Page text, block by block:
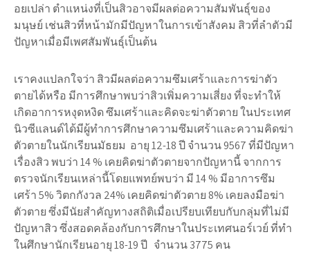
อยเปล่า ตำแหน่งที่เป็นสิวอาจมีผลต่อความสัมพันธุ์ของ
มนุษย์ เช่นสิวที่หน้ามักมีปัญหาในการเข้าสังคม สิวที่ลำตัวมี
ปัญหาเมื่อมีเพศสัมพันธุ์เป็นต้น
เราคงแปลกใจว่า สิวมีผลต่อความซึมเศร้าและการฆ่าตัว
ตายได้หรือ มีการศึกษาพบว่าสิวเพิ่มความเสี่ยง ที่จะทำให้
เกิดอาการหงุดหงิด ซึมเศร้าและคิดจะฆ่าตัวตาย ในประเทศ
นิวซีแลนด์ได้มีผู้ทำการศึกษาความซึมเศร้าและความคิดฆ่า
ตัวตายในนักเรียนมัธยม อายุ 12-18 ปี จำนวน 9567 ที่มีปัญหา
เรื่องสิว พบว่า 14 % เคยคิดฆ่าตัวตายจากปัญหานี้ จากการ
ตรวจนักเรียนเหล่านี้โดยแพทย์พบว่า มี 14 % มีอาการซึม
เศร้า 5% วิตกกังวล 24% เคยคิดฆ่าตัวตาย 8% เคยลงมือฆ่า
ตัวตาย ซึ่งมีนัยสำคัญทางสถิติเมื่อเปรียบเทียบกับกลุ่มที่ไม่มี
ปัญหาสิว ซึ่งสอดคล้องกับการศึกษาในประเทศนอร์เวย์ ที่ทำ
ในศึกษานักเรียนอายุ 18-19 ปี จำนวน 3775 คน